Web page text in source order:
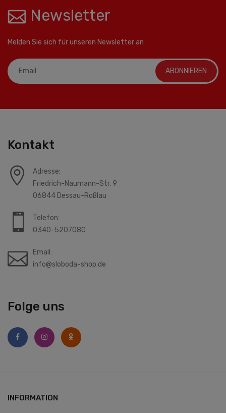
Newsletter
Melden Sie sich für unseren Newsletter an
ABONNIEREN
Folge uns
Kontakt
Adresse:
Friedrich-Naumann-Str. 9
06844 Dessau-Roßlau
Telefon:
0340-5207080
Email:
info@sloboda-shop.de
INFORMATION